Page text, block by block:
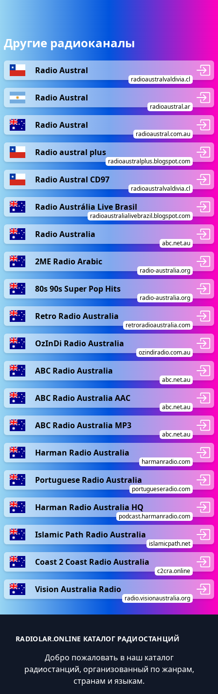
Другие радиоканалы
Radio Austral
radioaustralvaldivia.cl
Radio Austral
radioaustral.ar
Radio Austral
radioaustral.com.au
Radio austral plus
radioaustralplus.blogspot.com
Radio Austral CD97
radioaustralvaldivia.cl
Radio Austrália Live Brasil
radioaustralialivebrazil.blogspot.com
Radio Australia
abc.net.au
2ME Radio Arabic
radio-australia.org
80s 90s Super Pop Hits
radio-australia.org
Retro Radio Australia
retroradioaustralia.com
OzInDi Radio Australia
ozindiradio.com.au
ABC Radio Australia
abc.net.au
ABC Radio Australia AAC
abc.net.au
ABC Radio Australia MP3
abc.net.au
Harman Radio Australia
harmanradio.com
Portuguese Radio Australia
portugueseradio.com
Harman Radio Australia HQ
podcast.harmanradio.com
Islamic Path Radio Australia
islamicpath.net
Coast 2 Coast Radio Australia
c2cra.online
Vision Australia Radio
radio.visionaustralia.org
RADIOLAR.ONLINE КАТАЛОГ РАДИОСТАНЦИЙ
Добро пожаловать в наш каталог
радиостанций, организованный по жанрам,
странам и языкам.